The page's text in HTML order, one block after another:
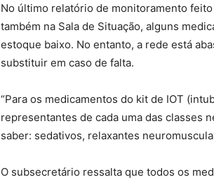
No último relatório de monitoramento
também na Sala de Situação, alguns
estoque baixo. No entanto, a rede está
substituir em caso de falta.
“Para os medicamentos do kit de IOT
representantes de cada uma das classes
saber: sedativos, relaxantes
O subsecretário ressalta que todos os